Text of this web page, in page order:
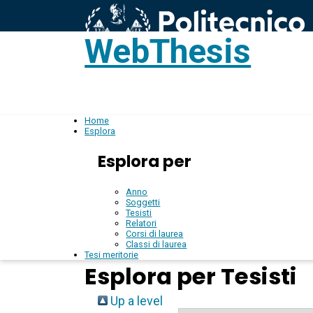
WebThesis
Home
Esplora
Esplora per
Anno
Soggetti
Tesisti
Relatori
Corsi di laurea
Classi di laurea
Tesi meritorie
Esplora per Tesisti
Up a level